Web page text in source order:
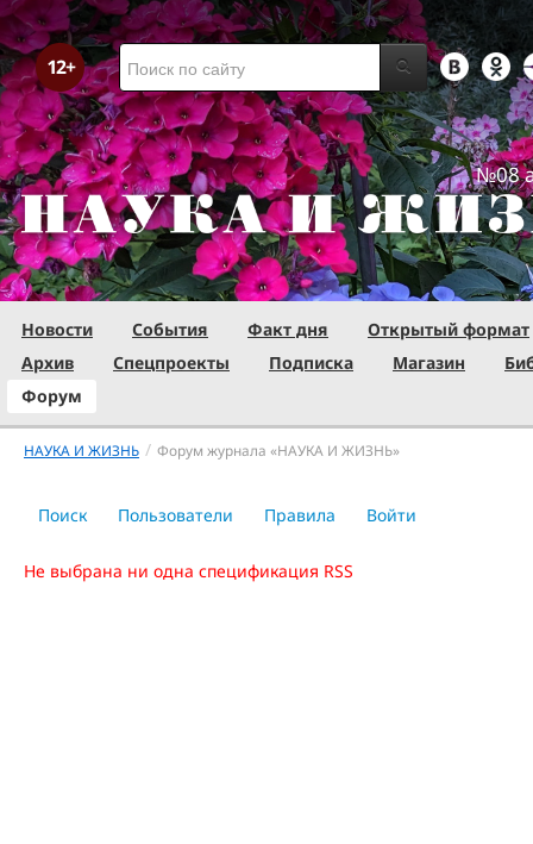
№08
Новости События Факт дня
Открытый формат
Архив
Спецпроекты Подписка Магазин
Форум
НАУКА И ЖИЗНЬ / Форум журнала «НАУКА И ЖИЗНЬ»
Поиск Пользователи Правила Войти
Не выбрана ни одна спецификация RSS